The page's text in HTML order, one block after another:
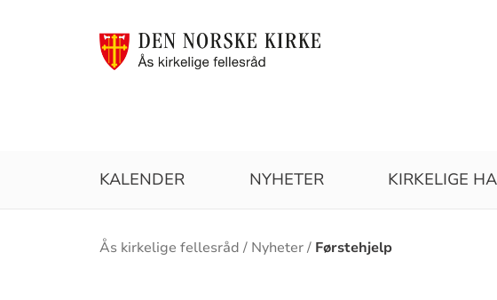
KALENDER NYHETER KIRKELIGE
Brødsmulesti
Ås kirkelige fellesråd Nyheter Førstehjelp